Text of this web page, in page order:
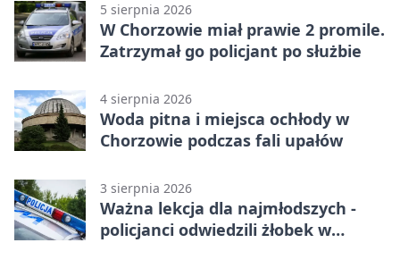
5 sierpnia 2026
W Chorzowie miał prawie 2 promile.
Zatrzymał go policjant po służbie
4 sierpnia 2026
Woda pitna i miejsca ochłody w
Chorzowie podczas fali upałów
3 sierpnia 2026
Ważna lekcja dla najmłodszych -
policjanci odwiedzili żłobek w